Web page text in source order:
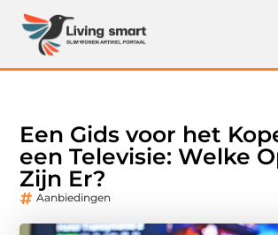
Een Gids voor het
een Televisie: Welke
Zijn Er?
Aanbiedingen